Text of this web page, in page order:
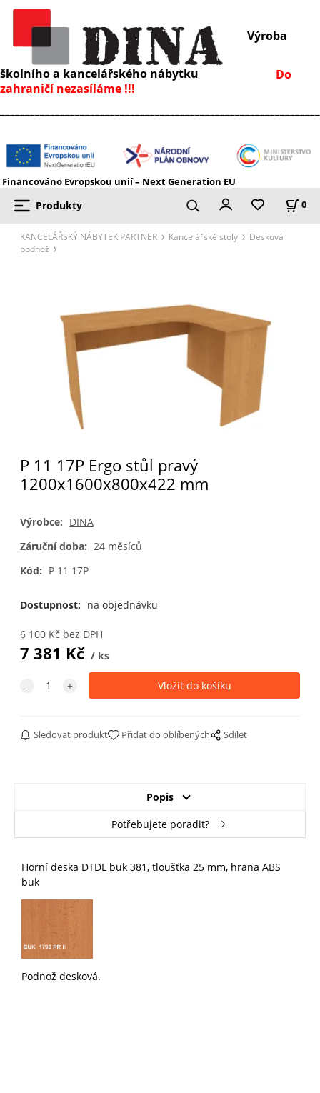
Výroba
školního a kancelářského nábytku Do
zahraničí nezasíláme !!!
Financováno Evropskou unií – Next Generation EU
Produkty 0
KANCELÁŘSKÝ NÁBYTEK PARTNER Kancelářské stoly
Desková
podnož
P 11 17P Ergo stůl pravý
1200x1600x800x422 mm
Výrobce: DINA
Záruční doba: 24 měsíců
Kód: P 11 17P
Dostupnost: na objednávku
6 100Kč bez DPH
7 381 Kč ks
Sledovat produkt Přidat do oblíbených Sdílet
Popis
Potřebujete poradit?
Horní deska DTDL buk 381, tloušťka 25 mm, hrana ABS
buk
Podnož desková.